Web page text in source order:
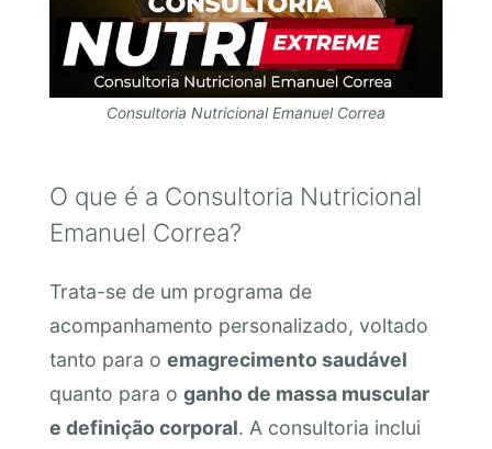
Consultoria Nutricional Emanuel Correa
O que é a Consultoria Nutricional
Emanuel Correa?
Trata-se de um programa de
acompanhamento personalizado, voltado
tanto para o emagrecimento saudável
quanto para o ganho de massa muscular
e definição corporal. A consultoria inclui